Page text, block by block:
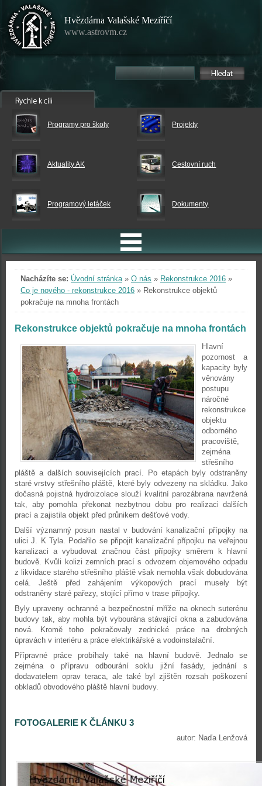
Hvězdárna Valašské Meziříčí
www.astrovm.cz
Programy pro školy Projekty
Aktuality AK Cestovní ruch
Programový letáček Dokumenty
Nacházíte se: Úvodní stránka» O nás » Rekonstrukce 2016 »
Co je nového - rekonstrukce 2016 » Rekonstrukce objektů
pokračuje na mnoha frontách
Rekonstrukce objektů pokračuje na mnoha frontách
Hlavní
pozornost a
kapacity byly
věnovány
postupu
náročné
rekonstrukce
objektu
odborného
pracoviště,
zejména
střešního
pláště a dalších souvisejících prací. Po etapách byly odstraněny
staré vrstvy střešního pláště, které byly odvezeny na skládku. Jako
dočasná pojistná hydroizolace slouží kvalitní parozábrana navržená
tak, aby pomohla překonat nezbytnou dobu pro realizaci dalších
prací a zajistila objekt před průnikem dešťové vody.
Další významný posun nastal v budování kanalizační přípojky na
ulici J. K Tyla. Podařilo se připojit kanalizační přípojku na veřejnou
kanalizaci a vybudovat značnou část přípojky směrem k hlavní
budově. Kvůli kolizi zemních prací s odvozem objemového odpadu
z likvidace starého střešního pláště však nemohla však dobudována
celá. Ještě před zahájením výkopových prací musely být
odstraněny staré pařezy, stojící přímo v trase přípojky.
Byly upraveny ochranné a bezpečnostní mříže na oknech suterénu
budovy tak, aby mohla být vybourána stávající okna a zabudována
nová. Kromě toho pokračovaly zednické práce na drobných
úpravách v interiéru a práce elektrikářské a vodoinstalační.
Přípravné práce probíhaly také na hlavní budově. Jednalo se
zejména o přípravu odbourání soklu jižní fasády, jednání s
dodavatelem oprav teraca, ale také byl zjištěn rozsah poškození
obkladů obvodového pláště hlavní budovy.
FOTOGALERIE K ČLÁNKU 3
autor: Naďa Lenžová